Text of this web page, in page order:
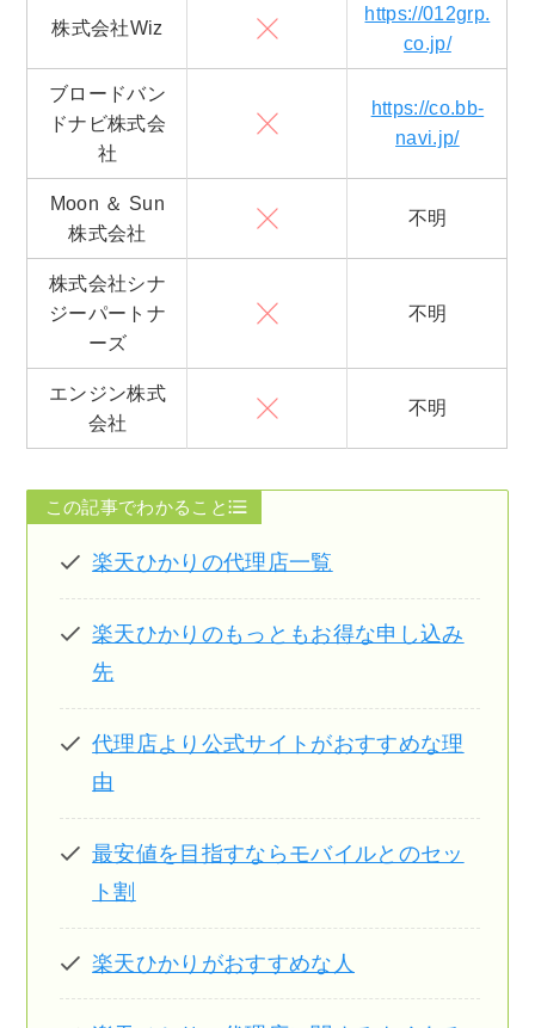
株式会社Wiz
https://012grp.
co.jp/
ブロードバン
ドナビ株式会
社
https://co.bb-
navi.jp/
Moon ＆ Sun
株式会社
不明
株式会社シナ
ジーパートナ
ーズ
不明
エンジン株式
会社
不明
この記事でわかること
楽天ひかりの代理店一覧
楽天ひかりのもっともお得な申し込み
先
代理店より公式サイトがおすすめな理
由
最安値を目指すならモバイルとのセッ
ト割
楽天ひかりがおすすめな人